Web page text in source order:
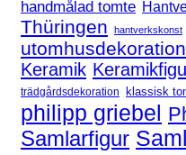
handmålad tomte
Thüringen
hantverkskonst
utomhusdekoration
Keramik
trädgårdsdekoration
klassisk
philipp griebel
Samlarfigur